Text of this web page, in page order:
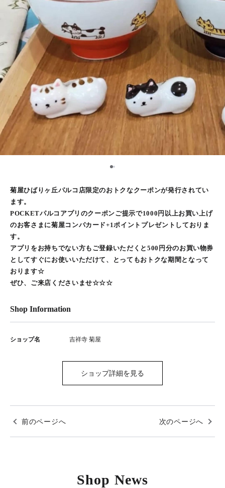
1
菊屋ひばりヶ丘パルコ店限定のおトクなクーポンが発行されてい
ます。
POCKETパルコアプリのクーポンご提示で1000円以上お買い上げ
のお客さまに菊屋コンパカード+1ポイントプレゼントしておりま
す。
アプリをお持ちでない方もご登録いただくと500円分のお買い物券
としてすぐにお使いいただけて、とってもおトクな期間となって
おります☆
ぜひ、ご来店くださいませ☆☆☆
Shop Information
ショップ名 吉祥寺 菊屋
ショップ詳細を見る
前のページへ 次のページへ
Shop News